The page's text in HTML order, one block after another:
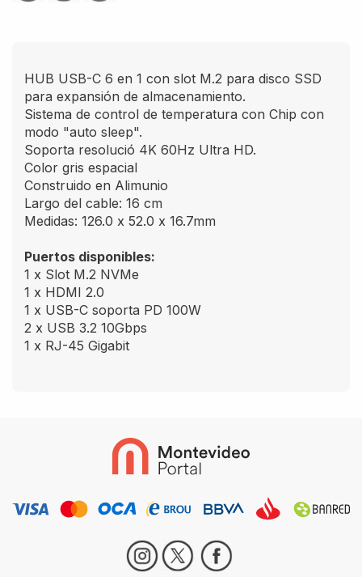
HUB USB-C 6 en 1 con slot M.2 para disco SSD
para expansión de almacenamiento.
Sistema de control de temperatura con Chip con
modo "auto sleep".
Soporta resolució 4K 60Hz Ultra HD.
Color gris espacial
Construido en Alimunio
Largo del cable: 16 cm
Medidas: 126.0 x 52.0 x 16.7mm
Puertos disponibles:
1 x Slot M.2 NVMe
1 x HDMI 2.0
1 x USB-C soporta PD 100W
2 x USB 3.2 10Gbps
1 x RJ-45 Gigabit